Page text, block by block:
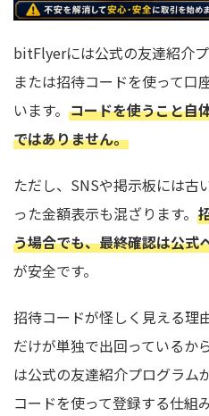
bitFlyerには公式の友達紹介
または招待コードを使って口
います。 コードを使うこと自
ではありません。
ただし、SNSや掲示板には古
った金額表示も混ざります。
う場合でも、最終確認は公式
が安全です。
招待コードが怪しく見える理
だけが単独で出回っているか
は公式の友達紹介プログラム
コードを使って登録する仕組